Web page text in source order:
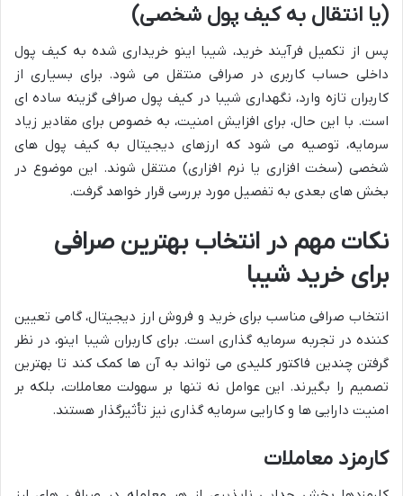
(یا انتقال به کیف پول شخصی)
پس از تکمیل فرآیند خرید، شیبا اینو خریداری شده به کیف پول
داخلی حساب کاربری در صرافی منتقل می شود. برای بسیاری از
کاربران تازه وارد، نگهداری شیبا در کیف پول صرافی گزینه ساده ای
است. با این حال، برای افزایش امنیت، به خصوص برای مقادیر زیاد
سرمایه، توصیه می شود که ارزهای دیجیتال به کیف پول های
شخصی (سخت افزاری یا نرم افزاری) منتقل شوند. این موضوع در
بخش های بعدی به تفصیل مورد بررسی قرار خواهد گرفت.
نکات مهم در انتخاب بهترین صرافی
برای خرید شیبا
انتخاب صرافی مناسب برای خرید و فروش ارز دیجیتال، گامی تعیین
کننده در تجربه سرمایه گذاری است. برای کاربران شیبا اینو، در نظر
گرفتن چندین فاکتور کلیدی می تواند به آن ها کمک کند تا بهترین
تصمیم را بگیرند. این عوامل نه تنها بر سهولت معاملات، بلکه بر
امنیت دارایی ها و کارایی سرمایه گذاری نیز تأثیرگذار هستند.
کارمزد معاملات